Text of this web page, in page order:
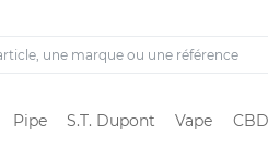
Pipe S.T. Dupont Vape CBD